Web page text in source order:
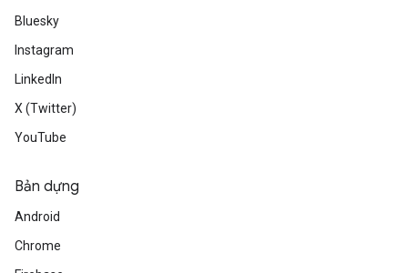
Bluesky
Instagram
LinkedIn
X (Twitter)
YouTube
Bản dựng
Android
Chrome